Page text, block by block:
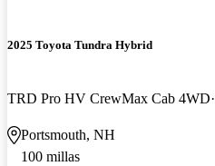
2025 Toyota Tundra Hybrid
TRD Pro HV CrewMax Cab 4WD
Portsmouth, NH
100 millas